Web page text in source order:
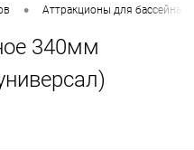
• Аттракционы для бассейна
340мм